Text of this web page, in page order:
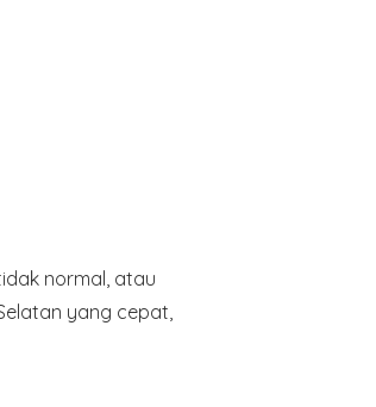
normal, atau
yang cepat,